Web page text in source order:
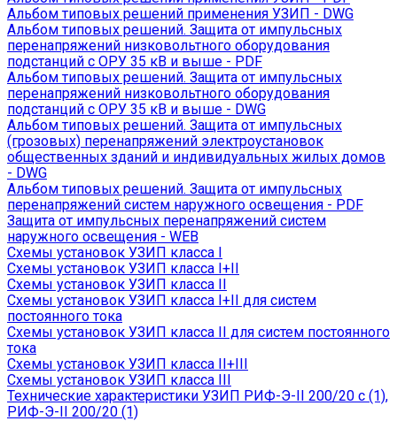
Альбом типовых решений применения УЗИП - DWG
Альбом типовых решений. Защита от импульсных
перенапряжений низковольтного оборудования
подстанций с ОРУ 35 кВ и выше - PDF
Альбом типовых решений. Защита от импульсных
перенапряжений низковольтного оборудования
подстанций с ОРУ 35 кВ и выше - DWG
Альбом типовых решений. Защита от импульсных
(грозовых) перенапряжений электроустановок
общественных зданий и индивидуальных жилых домов
- DWG
Альбом типовых решений. Защита от импульсных
перенапряжений систем наружного освещения - PDF
Защита от импульсных перенапряжений систем
наружного освещения - WEB
Схемы установок УЗИП класса I
Схемы установок УЗИП класса I+II
Схемы установок УЗИП класса II
Схемы установок УЗИП класса I+II для систем
постоянного тока
Схемы установок УЗИП класса II для систем постоянного
тока
Схемы установок УЗИП класса II+III
Схемы установок УЗИП класса III
Технические характеристики УЗИП РИФ-Э-II 200/20 с (1),
РИФ-Э-II 200/20 (1)